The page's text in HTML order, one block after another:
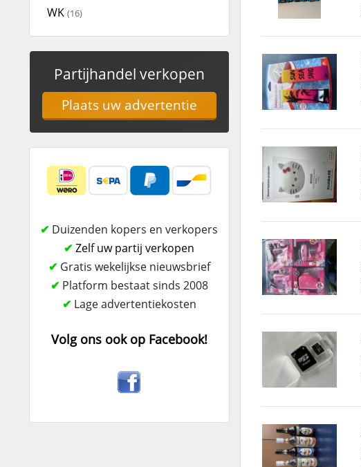
WK (16)
Partijhandel verkopen
Plaats uw advertentie
✔ Duizenden kopers en verkopers
✔ Zelf uw partij verkopen
✔ Gratis wekelijkse nieuwsbrief
✔ Platform bestaat sinds 2008
✔ Lage advertentiekosten
Volg ons ook op Facebook!